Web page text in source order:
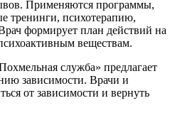
Применяются программы,
тренинги, психотерапию,
формирует план действий на
веществам.
служба» предлагает
зависимости. Врачи и
от зависимости и вернуть